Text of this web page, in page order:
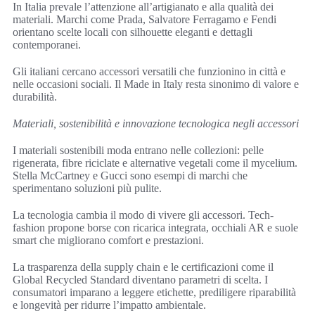
In Italia prevale l’attenzione all’artigianato e alla qualità dei
materiali. Marchi come Prada, Salvatore Ferragamo e Fendi
orientano scelte locali con silhouette eleganti e dettagli
contemporanei.
Gli italiani cercano accessori versatili che funzionino in città e
nelle occasioni sociali. Il Made in Italy resta sinonimo di valore e
durabilità.
Materiali, sostenibilità e innovazione tecnologica negli accessori
I materiali sostenibili moda entrano nelle collezioni: pelle
rigenerata, fibre riciclate e alternative vegetali come il mycelium.
Stella McCartney e Gucci sono esempi di marchi che
sperimentano soluzioni più pulite.
La tecnologia cambia il modo di vivere gli accessori. Tech-
fashion propone borse con ricarica integrata, occhiali AR e suole
smart che migliorano comfort e prestazioni.
La trasparenza della supply chain e le certificazioni come il
Global Recycled Standard diventano parametri di scelta. I
consumatori imparano a leggere etichette, prediligere riparabilità
e longevità per ridurre l’impatto ambientale.